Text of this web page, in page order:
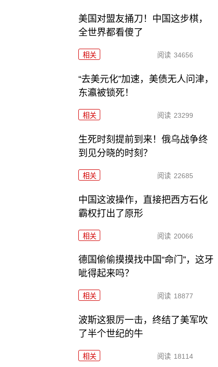
美国对盟友捅刀！中国这步棋，
全世界都看傻了
相关 阅读 34656
“去美元化”加速，美债无人问津，
东瀛被锁死！
相关 阅读 23299
生死时刻提前到来！俄乌战争终
到见分晓的时刻？
相关 阅读 22685
中国这波操作，直接把西方石化
霸权打出了原形
相关 阅读 20066
德国偷偷摸摸找中国“命门”，这牙
呲得起来吗？
相关 阅读 18877
波斯这狠厉一击，终结了美军吹
了半个世纪的牛
相关 阅读 18114